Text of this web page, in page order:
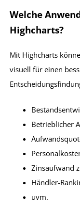
Welche
Highcharts?
Mit Highcharts
visuell für einen
Betrieblicher
Zinsaufwand
Händler-
uvm.